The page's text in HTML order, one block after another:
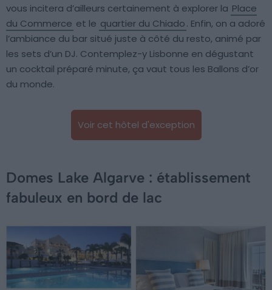
vous incitera d’ailleurs certainement à explorer la Place
du Commerce et le quartier du Chiado. Enfin, on a adoré
l’ambiance du bar situé juste à côté du resto, animé par
les sets d’un DJ. Contemplez-y Lisbonne en dégustant
un cocktail préparé minute, ça vaut tous les Ballons d’or
du monde.
Voir cet hôtel d'exception
Domes Lake Algarve : établissement
fabuleux en bord de lac